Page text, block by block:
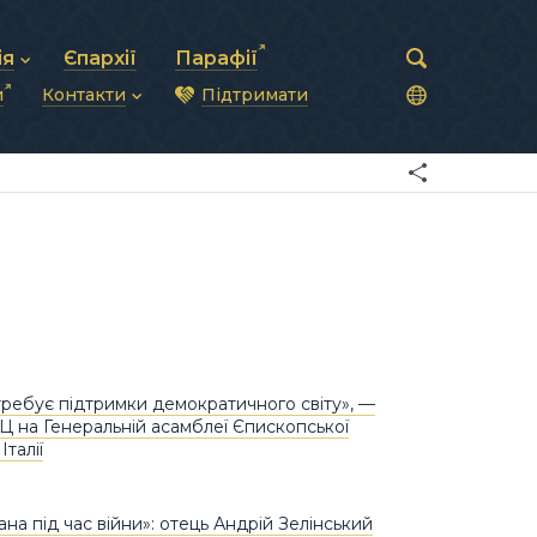
рада
та комунікації
Єпархії Парафії
Контакти
Синоди Єпископів
Підтримати
підтримки демократичного світу», —
на Генеральній асамблеї Єпископської
під час війни»: отець Андрій Зелінський